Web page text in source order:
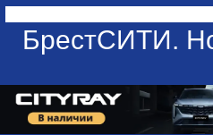
БрестСИТИ.